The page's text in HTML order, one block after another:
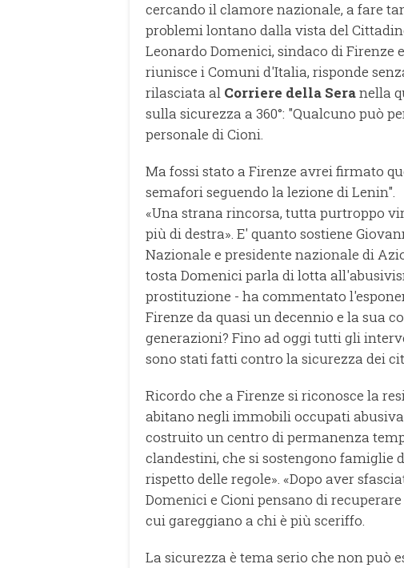
cercando il clamore nazionale, a fare
problemi lontano dalla vista del
Leonardo Domenici, sindaco di Firenze
riunisce i Comuni d'Italia, risponde
rilasciata al Corriere della Seranella
sulla sicurezza a 360°: "Qualcuno può
personale di Cioni.
Ma fossi stato a Firenze avrei firmato
semafori seguendo la lezione di Lenin".
«Una strana rincorsa, tutta purtroppo
più di destra». E' quanto sostiene
Nazionale e presidente nazionale di
tosta Domenici parla di lotta
prostituzione - ha commentato
Firenze da quasi un decennio e la sua
generazioni? Fino ad oggi tutti gli
sono stati fatti contro la sicurezza dei
Ricordo che a Firenze si riconosce la
abitano negli immobili occupati
costruito un centro di permanenza
clandestini, che si sostengono famiglie
rispetto delle regole». «Dopo aver
Domenici e Cioni pensano di
cui gareggiano a chi è più sceriffo.
La sicurezza è tema serio che non può